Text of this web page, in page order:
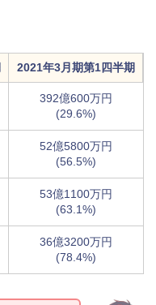
2021年3月期第1四半期
392億600万円
(29.6%)
52億5800万円
(56.5%)
53億1100万円
(63.1%)
36億3200万円
(78.4%)